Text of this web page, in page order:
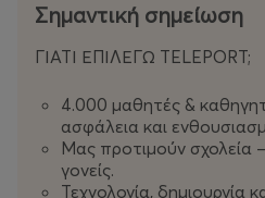
• indoor gaming, όπως air
• δημιουργικό εργαστήριο
• ζωγραφική και δημιουργική
• ελεύθερο παιχνίδι και
Σημαντική σημείωση
ΓΙΑΤΙ ΕΠΙΛΕΓΩ TELEPORT;
4.000 μαθητές &
ασφάλεια και
Μας προτιμούν σχολεία
γονείς.
Τεχνολογία, δημιουργία